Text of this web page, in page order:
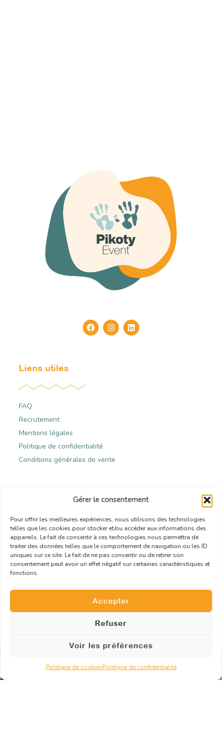
Gérer le consentement
Pour offrir les meilleures expériences, nous utilisons des technologies
telles que les cookies pour stocker et/ou accéder aux informations des
appareils. Le fait de consentir à ces technologies nous permettra de
traiter des données telles que le comportement de navigation ou les ID
uniques sur ce site. Le fait de ne pas consentir ou de retirer son
consentement peut avoir un effet négatif sur certaines caractéristiques et
fonctions.
Accepter
Refuser
Voir les préférences
Politique de cookiesPolitique de confidentialité
Liens utiles
FAQ
Recrutement
Mentions légales
Politique de confidentialité
Conditions générales de vente
10, rue de Penthièvre – 75008 Paris
contact@pikotyevent.fr
06.95.70.41.94